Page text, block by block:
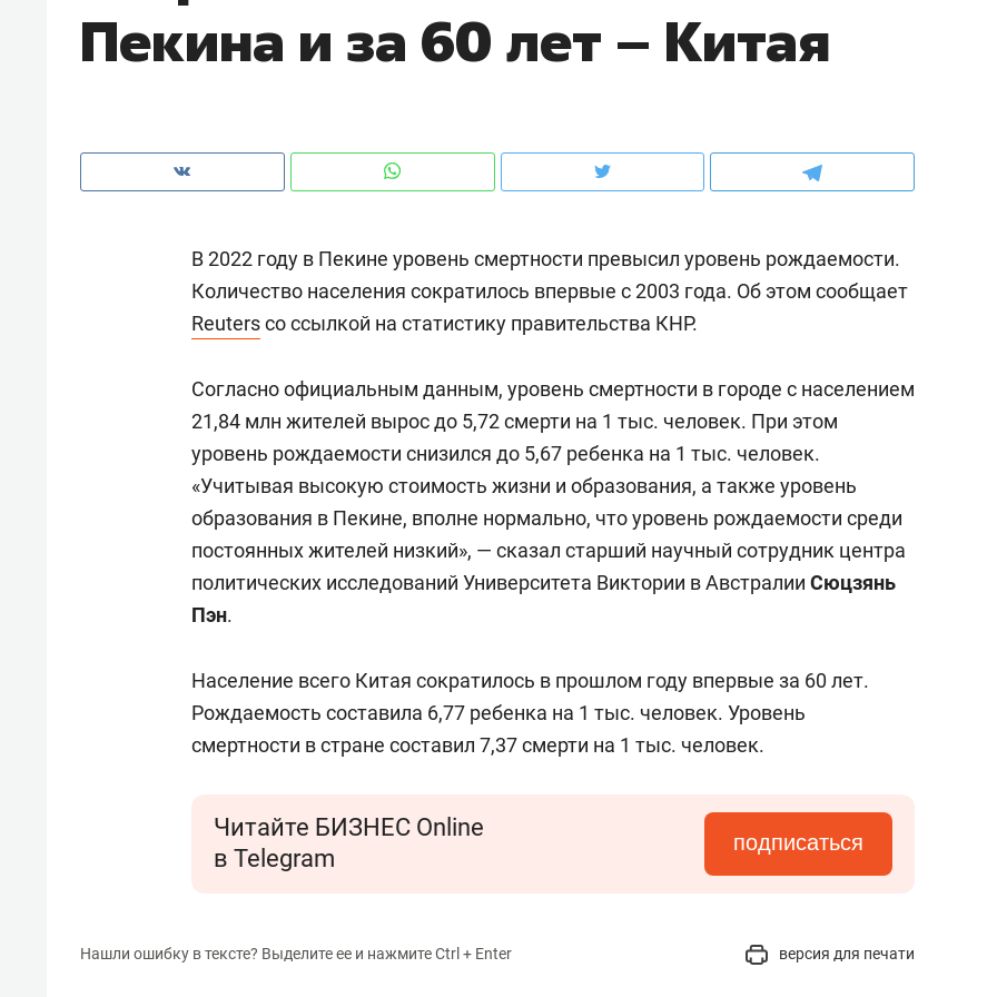
Пекина и за 60 лет – Китая
В 2022 году в Пекине уровень смертности превысил уровень рождаемости.
Количество населения сократилось впервые с 2003 года. Об этом сообщает
Reutersсо ссылкой на статистику правительства КНР.
Согласно официальным данным, уровень смертности в городе с населением
21,84 млн жителей вырос до 5,72 смерти на 1 тыс. человек. При этом
уровень рождаемости снизился до 5,67 ребенка на 1 тыс. человек.
«Учитывая высокую стоимость жизни и образования, а также уровень
образования в Пекине, вполне нормально, что уровень рождаемости среди
постоянных жителей низкий», — сказал старший научный сотрудник центра
политических исследований Университета Виктории в Австралии Сюцзянь
Пэн.
Население всего Китая сократилось в прошлом году впервые за 60 лет.
Рождаемость составила 6,77 ребенка на 1 тыс. человек. Уровень
смертности в стране составил 7,37 смерти на 1 тыс. человек.
Читайте БИЗНЕС Online
в Telegram
подписаться
Нашли ошибку в тексте? Выделите ее и нажмите Ctrl + Enter версия для печати
рынки, почему надо знать аксакалов и
чем интересен Оман?
о трехкратном росте цен, дотошных
клиентах и чудных запросах мастеров налогах и развитии без
Оставить шум за волной: как
строят тишину в казанском
ЖК «Заря»
Рекомендуем
Психотерапевт «Фороса»:
«Директорский невроз» –
когда человек не считает
свою сверхнагрузку
стрессом»
Рекомендуем
Наседкина: «Ремонт
с мебелью за 2
для меня это